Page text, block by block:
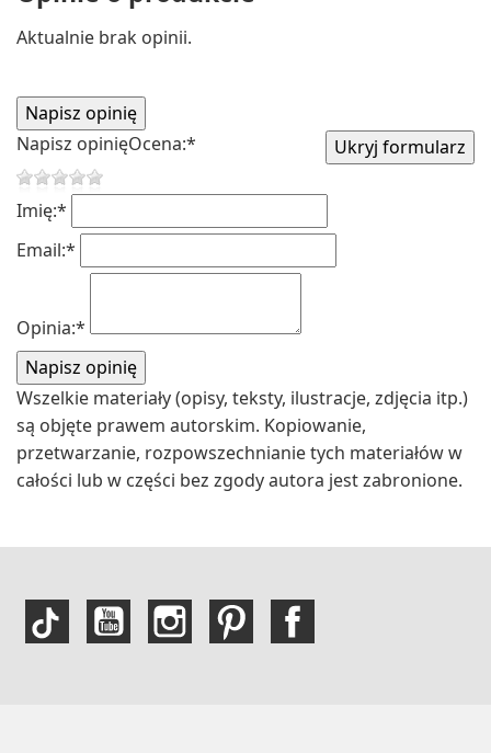
Aktualnie brak opinii.
Napisz opinięOcena:*
Imię:*
Email:*
Opinia:*
Wszelkie materiały (opisy, teksty, ilustracje, zdjęcia itp.)
są objęte prawem autorskim. Kopiowanie,
przetwarzanie, rozpowszechnianie tych materiałów w
całości lub w części bez zgody autora jest zabronione.